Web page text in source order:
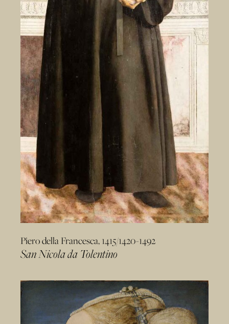
Piero della Francesca, 1415/1420-1492
San Nicola da Tolentino